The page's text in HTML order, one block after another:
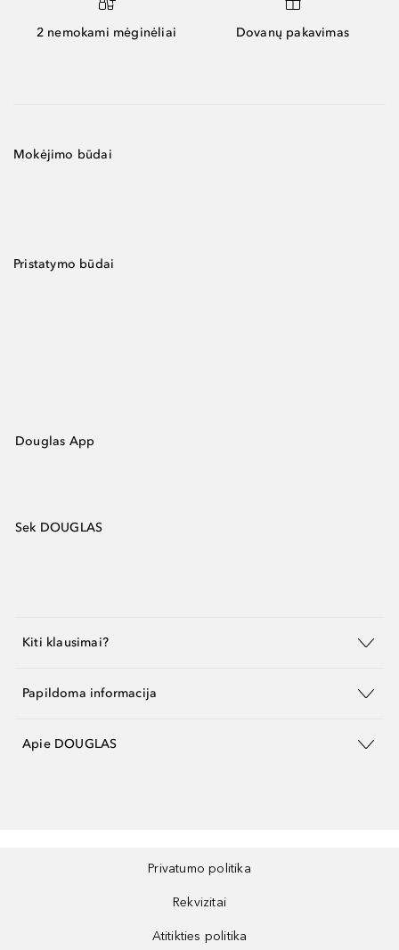
2 nemokami mėginėliai Dovanų pakavimas
Mokėjimo būdai
Pristatymo būdai
Douglas App
Sek DOUGLAS
Kiti klausimai?
Papildoma informacija
Apie DOUGLAS
Privatumo politika
Rekvizitai
Atitikties politika